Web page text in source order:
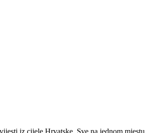
iz cijele Hrvatske. Sve na jednom mjestu.